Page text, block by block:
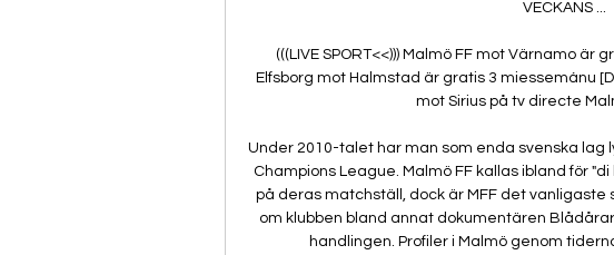
VECKANS ...
(((LIVE SPORT<<))) Malmö FF mot Värnamo är
Elfsborg mot Halmstad är gratis 3 miessemánu
mot Sirius på tv directe
Under 2010-talet har man som enda svenska lag
Champions League. Malmö FF kallas ibland för
på deras matchställ, dock är MFF det
om klubben bland annat dokumentären
handlingen. Profiler i Malmö genom